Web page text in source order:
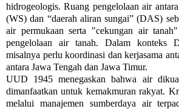
hidrogeologis. Ruang pengelolaan air
(WS) dan “daerah aliran sungai” (DAS)
air permukaan serta "cekungan air
pengelolaan air tanah. Dalam konteks
misalnya perlu koordinasi dan kerjasama
antara Jawa Tengah dan Jawa Timur.
UUD 1945 menegaskan bahwa air
dimanfaatkan untuk kemakmuran rakyat.
melalui manajemen sumberdaya air